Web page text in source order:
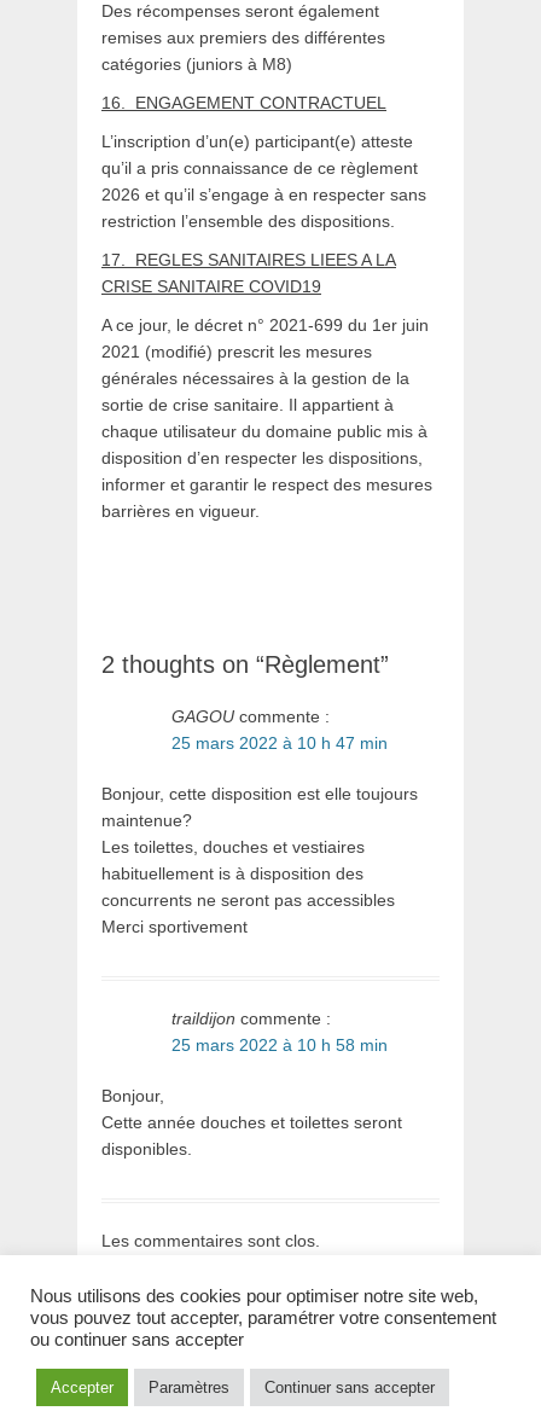
Des récompenses seront également
remises aux premiers des différentes
catégories (juniors à M8)
16.
ENGAGEMENT CONTRACTUEL
L’inscription d’un(e) participant(e) atteste
qu’il a pris connaissance de ce règlement
2026 et qu’il s’engage à en respecter sans
restriction l’ensemble des dispositions.
17.
REGLES SANITAIRES LIEES A LA
CRISE SANITAIRE COVID19
A ce jour, le décret n° 2021-699 du 1er juin
2021 (modifié) prescrit les mesures
générales nécessaires à la gestion de la
sortie de crise sanitaire. Il appartient à
chaque utilisateur du domaine public mis à
disposition d’en respecter les dispositions,
informer et garantir le respect des mesures
barrières en vigueur.
2 thoughts on “Règlement”
GAGOU commente :
25 mars 2022 à 10 h 47 min
Bonjour, cette disposition est elle toujours
maintenue?
Les toilettes, douches et vestiaires
habituellement is à disposition des
concurrents ne seront pas accessibles
Merci sportivement
traildijon commente :
25 mars 2022 à 10 h 58 min
Bonjour,
Cette année douches et toilettes seront
disponibles.
Les commentaires sont clos.
Rights Reserved.
Nous utilisons des cookies pour optimiser notre site web,
vous pouvez tout accepter, paramétrer votre consentement
ou continuer sans accepter
Accepter Paramètres Continuer sans accepter